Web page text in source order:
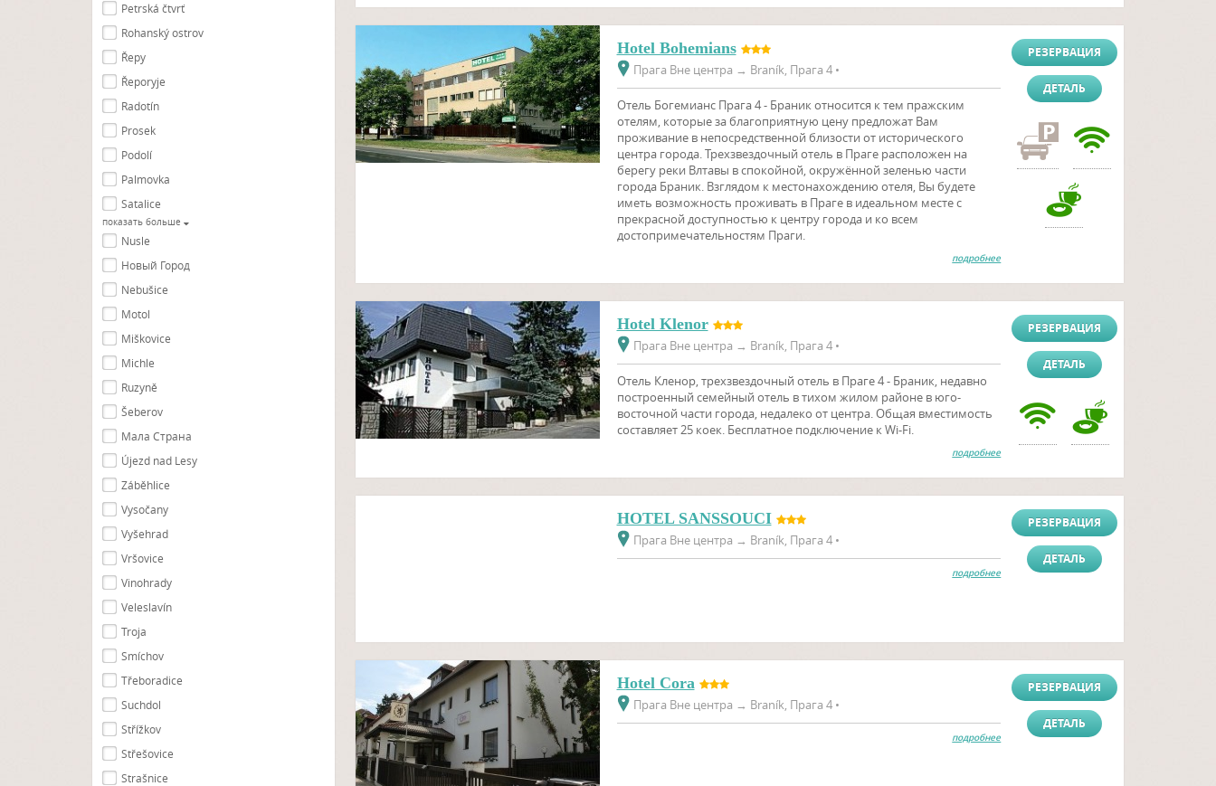
Petrská čtvrť
Rohanský ostrov
Řepy
Řeporyje
Radotín
Prosek
Podolí
Palmovka
Satalice
показать больше
Nusle
Новый Город
Nebušice
Motol
Miškovice
Michle
Ruzyně
Šeberov
Мала Страна
Újezd nad Lesy
Záběhlice
Vysočany
Vyšehrad
Vršovice
Vinohrady
Veleslavín
Troja
Smíchov
Třeboradice
Suchdol
Střížkov
Střešovice
Strašnice
Hotel Bohemians
Прага Вне центра → Braník, Прага 4 •
Отель Богемианс Прага 4 - Браник относится к тем пражским
отелям, которые за благоприятную цену предложат Вам
проживание в непосредственной близости от исторического
центра города. Трехзвездочный отель в Праге расположен на
берегу реки Влтавы в спокойной, окружённой зеленью части
города Браник. Взглядом к местонахождению отеля, Вы будете
иметь возможность проживать в Праге в идеальном месте с
прекрасной доступностью к центру города и ко всем
достопримечательностям Праги.
подробнее
РЕЗЕРВАЦИЯ
ДЕТАЛЬ
Hotel Klenor
Прага Вне центра → Braník, Прага 4 •
Отель Кленор, трехзвездочный отель в Праге 4 - Браник, недавно
построенный семейный отель в тихом жилом районе в юго-
восточной части города, недалеко от центра. Общая вместимость
составляет 25 коек. Бесплатное подключение к Wi-Fi.
подробнее
РЕЗЕРВАЦИЯ
ДЕТАЛЬ
HOTEL SANSSOUCI
Прага Вне центра → Braník, Прага 4 •
подробнее
РЕЗЕРВАЦИЯ
ДЕТАЛЬ
Hotel Cora
Прага Вне центра → Braník, Прага 4 •
подробнее
РЕЗЕРВАЦИЯ
ДЕТАЛЬ